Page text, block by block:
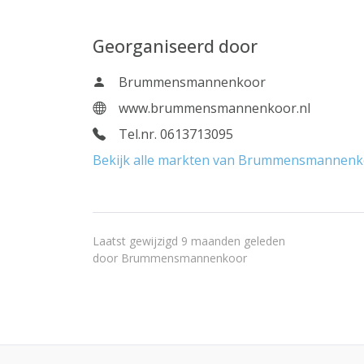
Georganiseerd door
Brummensmannenkoor
www.brummensmannenkoor.nl
Tel.nr. 0613713095
Bekijk alle markten van
Laatst gewijzigd 9 maanden geleden
door Brummensmannenkoor